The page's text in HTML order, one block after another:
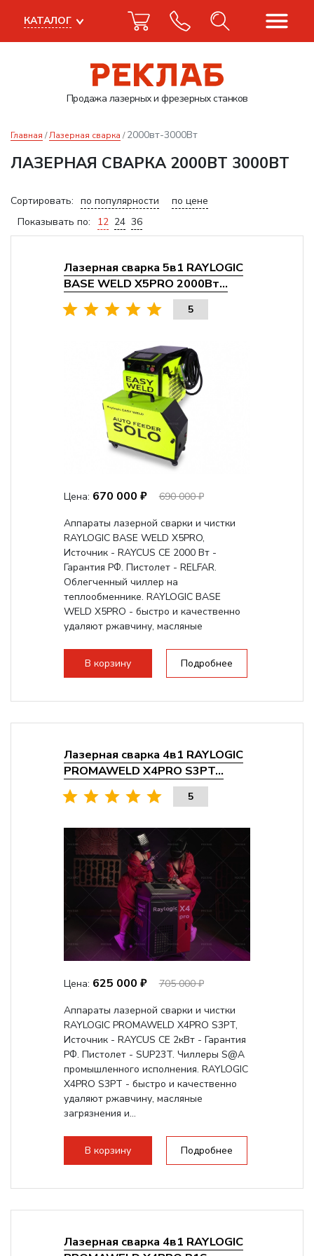
Продажа лазерныхи фрезерных станков
КАТАЛОГ
Главная Лазерная сварка 2000вт-3000Вт
ЛАЗЕРНАЯ СВАРКА 2000ВТ 3000ВТ
Сортировать: по популярности
по цене
Показывать по:
12 24 36
Лазерная сварка 5в1 RAYLOGIC
BASE WELD X5PRO 2000Вт...
5
Цена: 670 000 ₽
690 000 ₽
Аппараты лазерной сварки и чистки
RAYLOGIC BASE WELD X5PRO,
Источник - RAYCUS CE 2000 Вт -
Гарантия РФ. Пистолет - RELFAR.
Облегченный чиллер на
теплообменнике. RAYLOGIC BASE
WELD X5PRO - быстро и качественно
удаляют ржавчину, масляные
В корзину
Подробнее
Лазерная сварка 4в1 RAYLOGIC
PROMAWELD X4PRO S3PT...
5
Цена: 625 000 ₽
705 000 ₽
Аппараты лазерной сварки и чистки
RAYLOGIC PROMAWELD X4PRO S3PT,
Источник - RAYCUS CE 2кВт - Гарантия
РФ. Пистолет - SUP23T. Чиллеры S@A
промышленного исполнения. RAYLOGIC
X4PRO S3PT - быстро и качественно
удаляют ржавчину, масляные
загрязнения и...
В корзину Подробнее
Лазерная сварка 4в1 RAYLOGIC